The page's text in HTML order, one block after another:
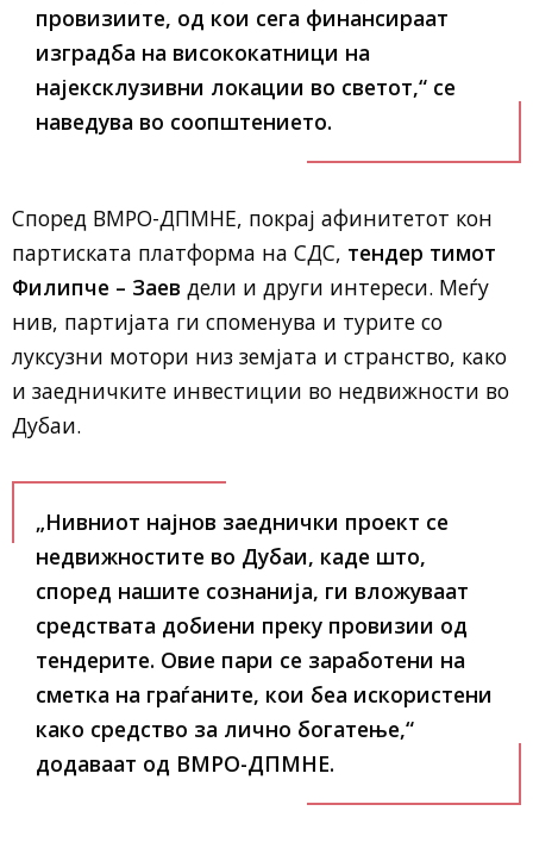
провизиите, од кои сега финансираат
изградба на висококатници на
најексклузивни локации во светот,“ се
наведува во соопштението.
Според ВМРО-ДПМНЕ, покрај афинитетот кон
партиската платформа на СДС, тендер тимот
Филипче – Заев дели и други интереси. Меѓу
нив, партијата ги споменува и турите со
луксузни мотори низ земјата и странство, како
и заедничките инвестиции во недвижности во
Дубаи.
„Нивниот најнов заеднички проект се
недвижностите во Дубаи, каде што,
според нашите сознанија, ги вложуваат
средствата добиени преку провизии од
тендерите. Овие пари се заработени на
сметка на граѓаните, кои беа искористени
како средство за лично богатење,“
додаваат од ВМРО-ДПМНЕ.